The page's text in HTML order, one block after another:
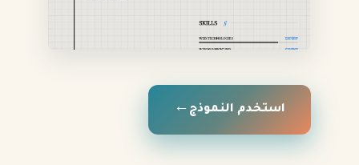
استخدم النموذج